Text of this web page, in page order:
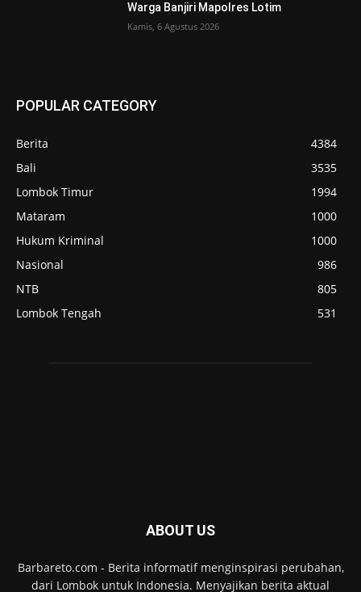
Warga Banjiri Mapolres Lotim
Kamis, 6 Agustus 2026
POPULAR CATEGORY
Berita
4384
Bali
3535
Lombok Timur
1994
Mataram
1000
Hukum Kriminal
1000
Nasional
986
NTB
805
Lombok Tengah
531
ABOUT US
Barbareto.com - Berita informatif menginspirasi perubahan,
dari Lombok untuk Indonesia. Menyajikan berita aktual